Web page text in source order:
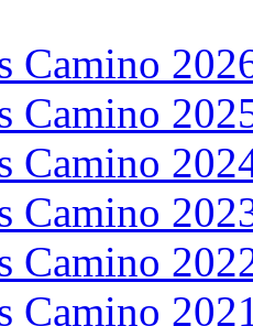
Camino
Camino
Camino
Camino
Camino
Camino